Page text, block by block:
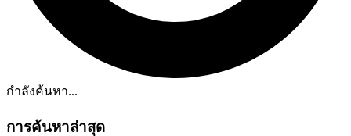
กำลังค้นหา...
การค้นหาล่าสุด